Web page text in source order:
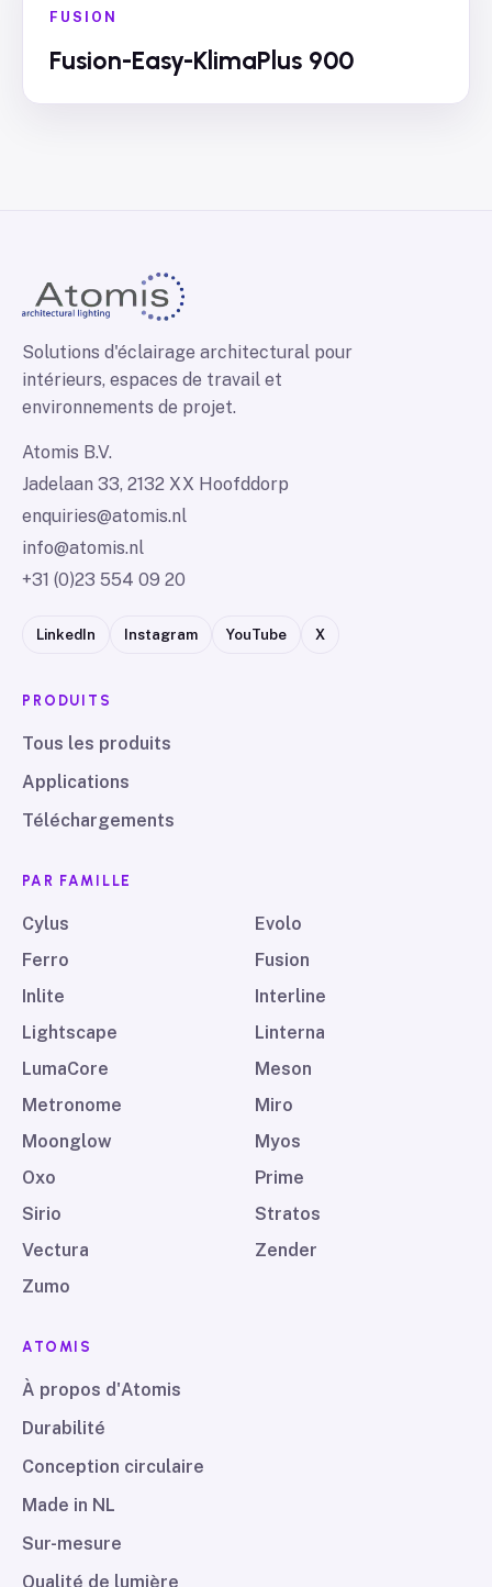
FUSION
Fusion-Easy-KlimaPlus 900
Solutions d'éclairage architectural pour
intérieurs, espaces de travail et
environnements de projet.
Atomis B.V.
Jadelaan 33, 2132 XX Hoofddorp
enquiries@atomis.nl
info@atomis.nl
+31 (0)23 554 09 20
LinkedIn Instagram YouTube X
PRODUITS
Tous les produits
Applications
Téléchargements
PAR FAMILLE
Cylus
Evolo
Ferro
Fusion
Inlite
Interline
Lightscape
Linterna
LumaCore
Meson
Metronome
Miro
Moonglow
Myos
Oxo
Prime
Sirio
Stratos
Vectura
Zender
Zumo
ATOMIS
À propos d'Atomis
Durabilité
Conception circulaire
Made in NL
Sur-mesure
Qualité de lumière